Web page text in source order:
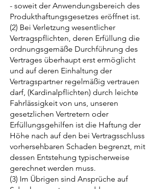
- soweit der Anwendungsbereich des
Produkthaftungsgesetzes eröffnet ist.
(2) Bei Verletzung wesentlicher
Vertragspflichten, deren Erfüllung die
ordnungsgemäße Durchführung des
Vertrages überhaupt erst ermöglicht
und auf deren Einhaltung der
Vertragspartner regelmäßig vertrauen
darf, (Kardinalpflichten) durch leichte
Fahrlässigkeit von uns, unseren
gesetzlichen Vertretern oder
Erfüllungsgehilfen ist die Haftung der
Höhe nach auf den bei Vertragsschluss
vorhersehbaren Schaden begrenzt, mit
dessen Entstehung typischerweise
gerechnet werden muss.
(3) Im Übrigen sind Ansprüche auf